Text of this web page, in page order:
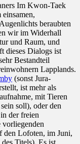
Im Kwon-Taek
beraubten
wir im Widerhall
und Raum, und
dieses Dialogs ist
Bestandteil
Lapplands.
(sonst Jura-
ist mehr als
mit Tieren
soll), oder den
der freien
den Lofoten, im Juni,
Titels). Es ist